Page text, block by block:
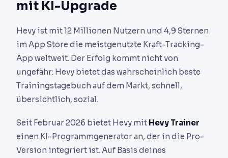
mit KI-Upgrade
Hevy ist mit 12 Millionen Nutzern und 4,9 Sternen
im App Store die meistgenutzte Kraft-Tracking-
App weltweit. Der Erfolg kommt nicht von
ungefähr: Hevy bietet das wahrscheinlich beste
Trainingstagebuch auf dem Markt, schnell,
übersichtlich, sozial.
Seit Februar 2026 bietet Hevy mit Hevy Trainer
einen KI-Programmgenerator an, der in die Pro-
Version integriert ist. Auf Basis deines